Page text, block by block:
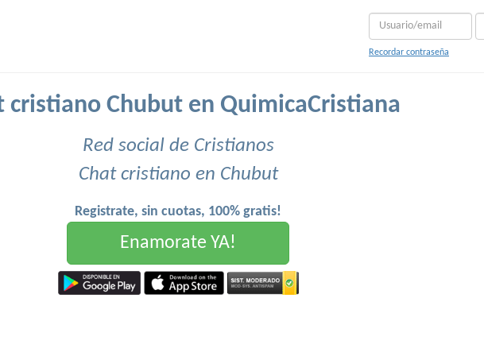
Recordar contraseña
cristiano Chubut en QuimicaCristiana
Red social de Cristianos
Chat cristiano en Chubut
Registrate, sin cuotas, 100% gratis!
Enamorate YA!